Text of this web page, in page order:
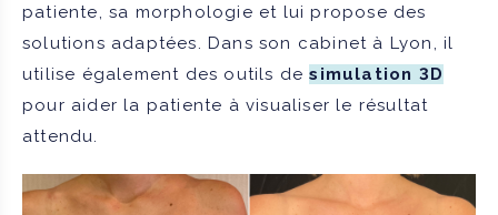
patiente, sa morphologie et lui propose des
solutions adaptées. Dans son cabinet à Lyon, il
utilise également des outils desimulation 3D
pour aider la patiente à visualiser le résultat
attendu.